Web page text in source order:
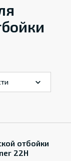
отбойки
22H